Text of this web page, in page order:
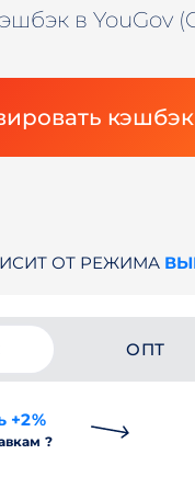
в YouGov
кэшбэк
ОТ РЕЖИМА
ОПТ
+2%
?